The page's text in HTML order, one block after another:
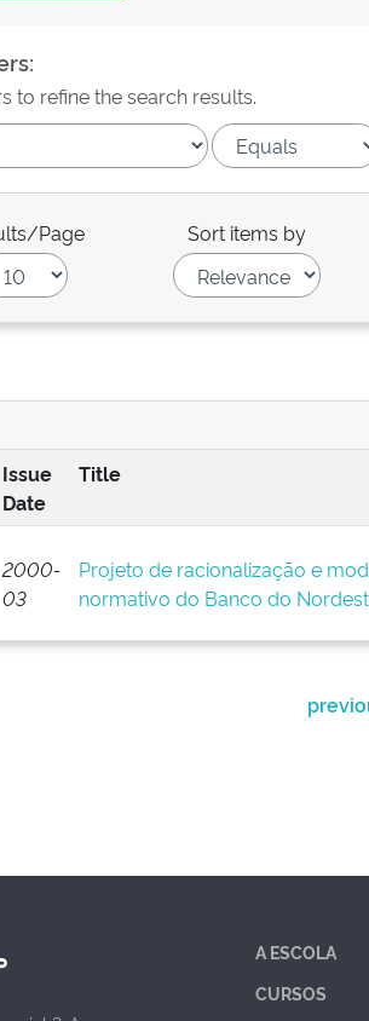
to refine the search results.
Page Sort items by
Issue
Date
Title
2000-
03
Projeto de racionalização e
normativo do Banco do
A ESCOLA
CURSOS